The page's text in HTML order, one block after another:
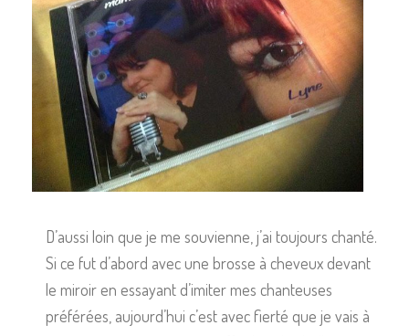
D’aussi loin que je me souvienne, j’ai toujours chanté.
Si ce fut d’abord avec une brosse à cheveux devant
le miroir en essayant d’imiter mes chanteuses
préférées, aujourd’hui c’est avec fierté que je vais à